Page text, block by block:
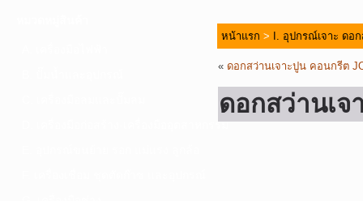
D. เครื่องมือก่อสร้าง-เครื่องมืออุตสาหกรรม
หน้าแรก > I. อุปกรณ์เจาะ ดอ
« ดอกสว่านเจาะปูน คอนกรีต
ดอกสว่านเจ